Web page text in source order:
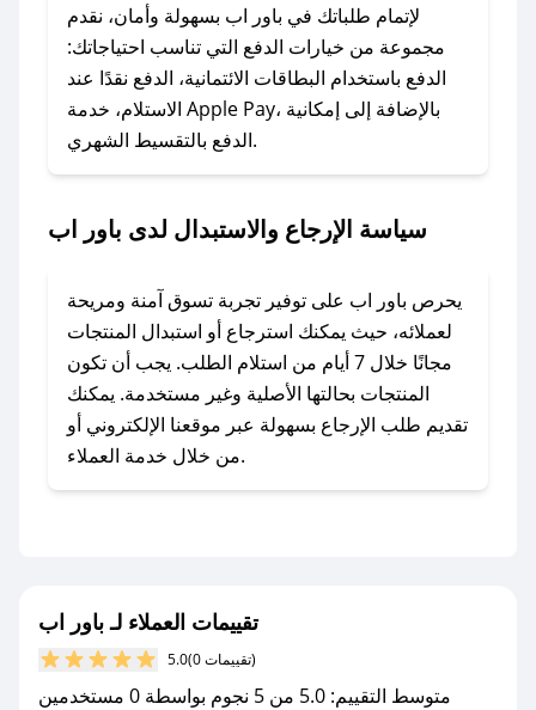
الرسائل الخاصة على تويتر أو البريد الإلكتروني،
وسنقوم بحل المشكلة في أسرع وقت ممكن.
### ماذا أفعل إذا لم أجد كود خصم لمتجري
المفضل؟
في حال عدم توفر كوبونات لمتجرك المفضل، يمكنك
أسرع وقت ممكن.
### كيف تحصل على كوبونات خصم حصرية من
باور اب؟
للحصول على كوبونات وخصومات حصرية، قم بما
يلي:
- اضغط على أيقونة متابعة لمتجر باور اب في تطبيق
صحصح.
مع صحصح، تسوق بذكاء ووفّر على كل مشترياتك مع
لإتمام طلباتك في باور اب بسهولة وأمان، نقدم
مجموعة من خيارات الدفع التي تناسب احتياجاتك:
الدفع باستخدام البطاقات الائتمانية، الدفع نقدًا عند
الاستلام، خدمة Apple Pay، بالإضافة إلى إمكانية
الدفع بالتقسيط الشهري.
سياسة الإرجاع والاستبدال لدى باور اب
يحرص باور اب على توفير تجربة تسوق آمنة ومريحة
لعملائه، حيث يمكنك استرجاع أو استبدال المنتجات
مجانًا خلال 7 أيام من استلام الطلب. يجب أن تكون
المنتجات بحالتها الأصلية وغير مستخدمة. يمكنك
تقديم طلب الإرجاع بسهولة عبر موقعنا الإلكتروني أو
من خلال خدمة العملاء.
تقييمات العملاء لـ باور اب
5.0 (0 تقييمات)
متوسط التقييم: 5.0 من 5 نجوم بواسطة 0 مستخدمين